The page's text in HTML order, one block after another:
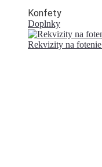
Konfety
Doplnky
Rekvizity na fotenie